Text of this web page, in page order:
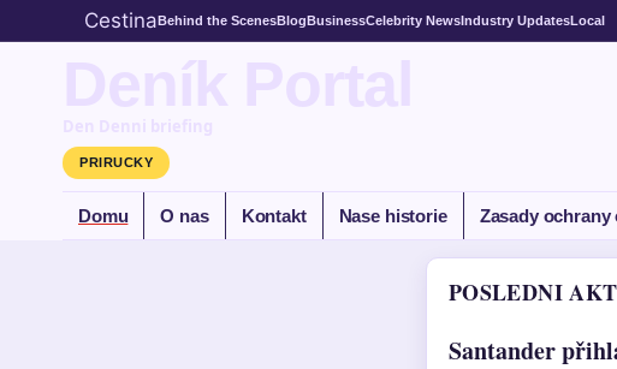
CestinaBehind the ScenesBlogBusinessCelebrity NewsIndustry UpdatesLocal
Deník Portal
Den Denni briefing
PRIRUCKY
Domu O nas Kontakt Nase historie Zasady
POSLEDNI
Santander